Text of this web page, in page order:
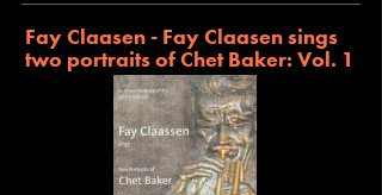
Fay Claasen - Fay Claasen sings
two portraits of Chet Baker: Vol. 1